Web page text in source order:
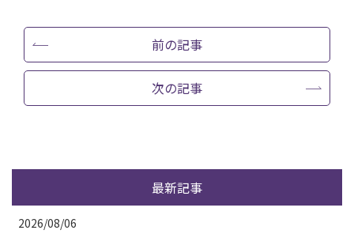
前の記事
次の記事
最新記事
2026/08/06